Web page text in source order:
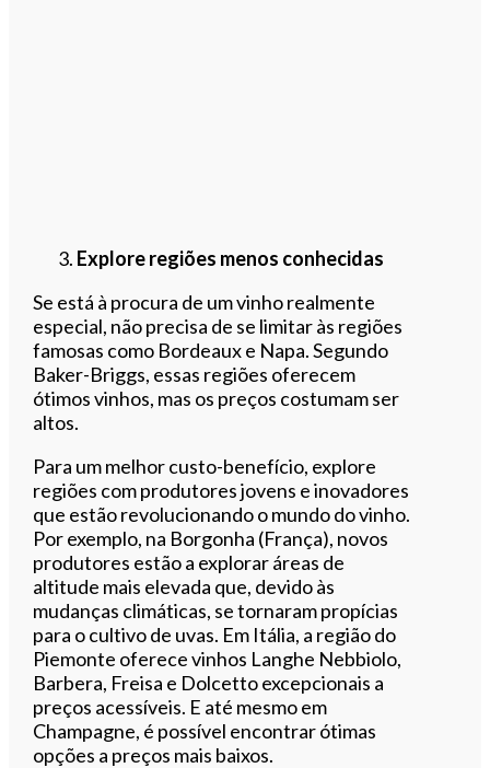
Explore regiões menos conhecidas
Se está à procura de um vinho realmente
especial, não precisa de se limitar às regiões
famosas como Bordeaux e Napa. Segundo
Baker-Briggs, essas regiões oferecem
ótimos vinhos, mas os preços costumam ser
altos.
Para um melhor custo-benefício, explore
regiões com produtores jovens e inovadores
que estão revolucionando o mundo do vinho.
Por exemplo, na Borgonha (França), novos
produtores estão a explorar áreas de
altitude mais elevada que, devido às
mudanças climáticas, se tornaram propícias
para o cultivo de uvas. Em Itália, a região do
Piemonte oferece vinhos Langhe Nebbiolo,
Barbera, Freisa e Dolcetto excepcionais a
preços acessíveis. E até mesmo em
Champagne, é possível encontrar ótimas
opções a preços mais baixos.